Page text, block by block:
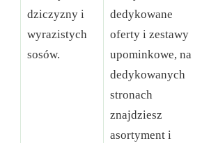
dziczyzny i
wyrazistych
sosów.
dedykowane
oferty i zestawy
upominkowe, na
dedykowanych
stronach
znajdziesz
asortyment i